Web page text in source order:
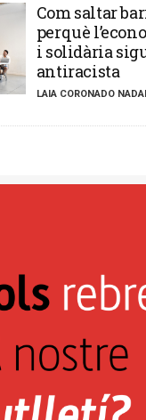
​Com saltar
perquè
i solidària
antiracista
LAIA CORONADO